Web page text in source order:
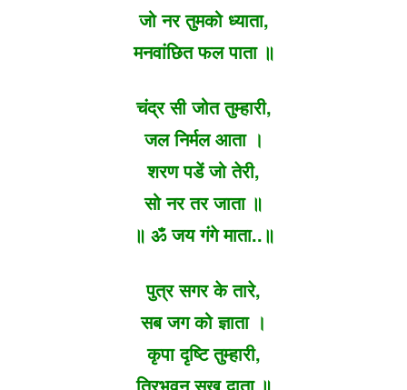
जो नर तुमको ध्याता,
मनवांछित फल पाता ॥
चंद्र सी जोत तुम्हारी,
जल निर्मल आता ।
शरण पडें जो तेरी,
सो नर तर जाता ॥
॥ ॐ जय गंगे माता..॥
पुत्र सगर के तारे,
सब जग को ज्ञाता ।
कृपा दृष्टि तुम्हारी,
त्रिभुवन सुख दाता ॥